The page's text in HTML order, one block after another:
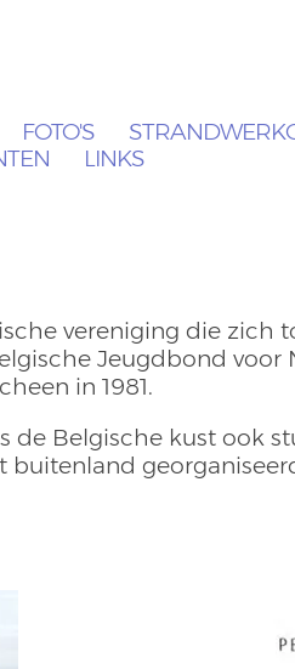
FOTO'S
LINKS
vereniging die
Jeugdbond voor
in 1981.
de Belgische kust ook
buitenland